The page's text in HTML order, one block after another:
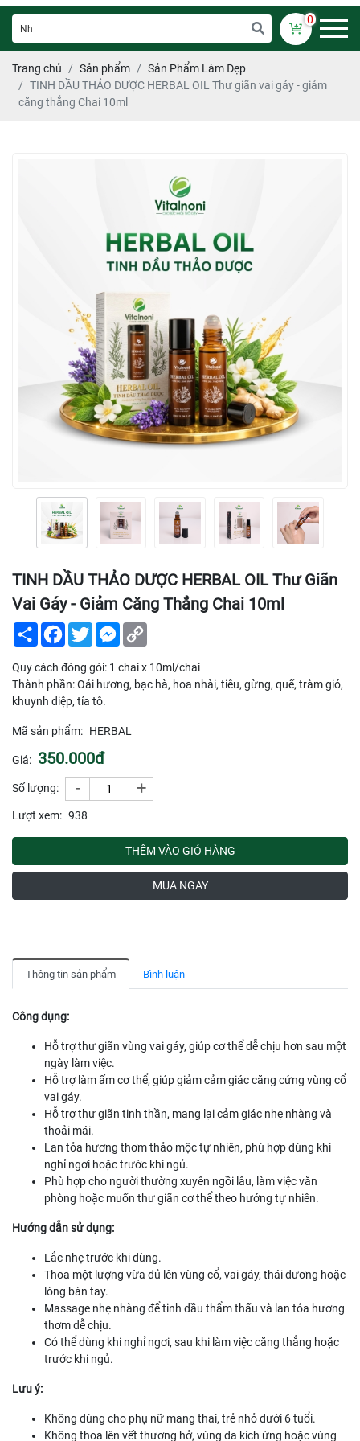
0
Trang chủ Sản phẩm
Sản Phẩm Làm Đẹp
TINH DẦU THẢO DƯỢC HERBAL OIL Thư giãn vai gáy - giảm
căng thẳng Chai 10ml
TINH DẦU THẢO DƯỢC HERBAL OIL Thư Giãn
Vai Gáy - Giảm Căng Thẳng Chai 10ml
Share Facebook
TwitterMessenger
Quy cách đóng gói: 1 chai x 10ml/chai
Thành phần: Oải hương, bạc hà, hoa nhài, tiêu, gừng, quế, tràm gió,
khuynh diệp, tía tô.
Mã sản phẩm: HERBAL
Giá: 350.000đ
Số lượng: - +
Lượt xem: 938
THÊM VÀO GIỎ HÀNG
MUA NGAY
Thông tin sản phẩm Bình luận
Công dụng:
Hỗ trợ thư giãn vùng vai gáy, giúp cơ thể dễ chịu hơn sau một
ngày làm việc.
Hỗ trợ làm ấm cơ thể, giúp giảm cảm giác căng cứng vùng cổ
vai gáy.
Hỗ trợ thư giãn tinh thần, mang lại cảm giác nhẹ nhàng và
thoải mái.
Lan tỏa hương thơm thảo mộc tự nhiên, phù hợp dùng khi
nghỉ ngơi hoặc trước khi ngủ.
Phù hợp cho người thường xuyên ngồi lâu, làm việc văn
phòng hoặc muốn thư giãn cơ thể theo hướng tự nhiên.
Hướng dẫn sử dụng:
Lắc nhẹ trước khi dùng.
Thoa một lượng vừa đủ lên vùng cổ, vai gáy, thái dương hoặc
lòng bàn tay.
Massage nhẹ nhàng để tinh dầu thẩm thấu và lan tỏa hương
thơm dễ chịu.
Có thể dùng khi nghỉ ngơi, sau khi làm việc căng thẳng hoặc
trước khi ngủ.
Lưu ý:
Không dùng cho phụ nữ mang thai, trẻ nhỏ dưới 6 tuổi.
Không thoa lên vết thương hở, vùng da kích ứng hoặc vùng